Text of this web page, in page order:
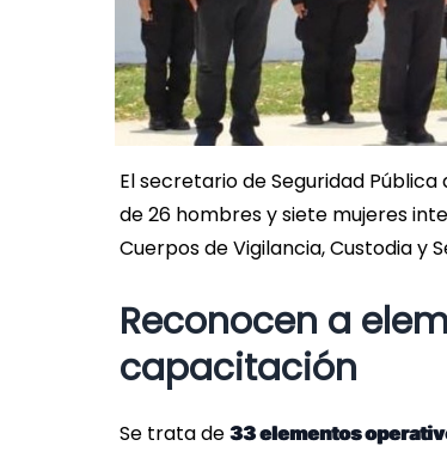
El secretario de Seguridad
de 26 hombres y siete mujeres
Cuerpos de Vigilancia, Custodia
Reconocen a
capacitación
Se trata de 33 elementos